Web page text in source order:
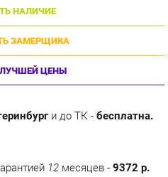
ЗАМЕРЩИКА
ЦЕНЫ
и до ТК -бесплатна.